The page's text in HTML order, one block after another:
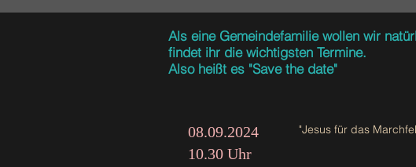
Als eine Gemeindefamilie wollen wir
findet ihr die wichtigsten Termine.
Also heißt es "Save the date"
08.09.2024
10.30 Uhr
"Jesus für das